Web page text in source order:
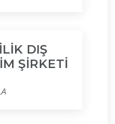
DIŞ
ŞİRKETİ